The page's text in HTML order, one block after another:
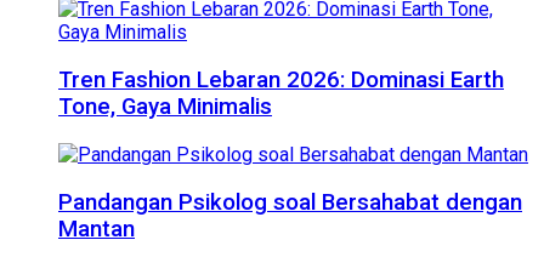
Tren Fashion Lebaran 2026: Dominasi Earth
Tone, Gaya Minimalis
Pandangan Psikolog soal Bersahabat dengan
Mantan